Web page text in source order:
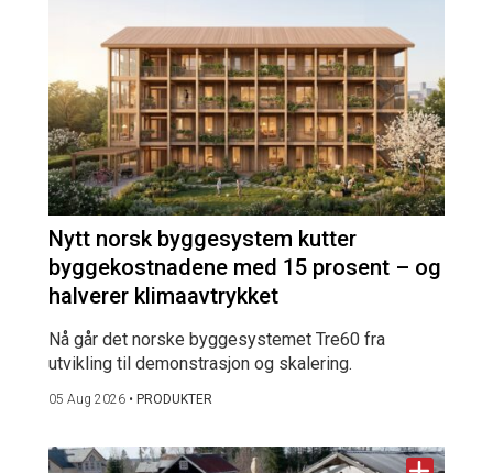
Nytt norsk byggesystem kutter
byggekostnadene med 15 prosent – og
halverer klimaavtrykket
Nå går det norske byggesystemet Tre60 fra
utvikling til demonstrasjon og skalering.
05 Aug 2026 • PRODUKTER